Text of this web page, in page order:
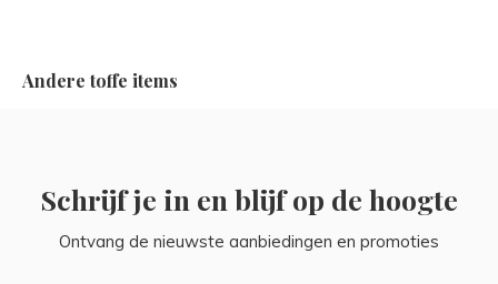
Andere toffe items
Schrijf je in en blijf op de hoogte
Ontvang de nieuwste aanbiedingen en promoties